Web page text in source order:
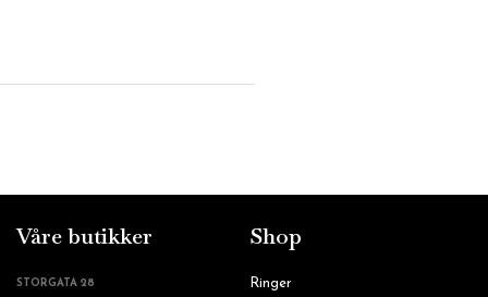
Våre butikker
STORGATA 28
Shop
Ringer